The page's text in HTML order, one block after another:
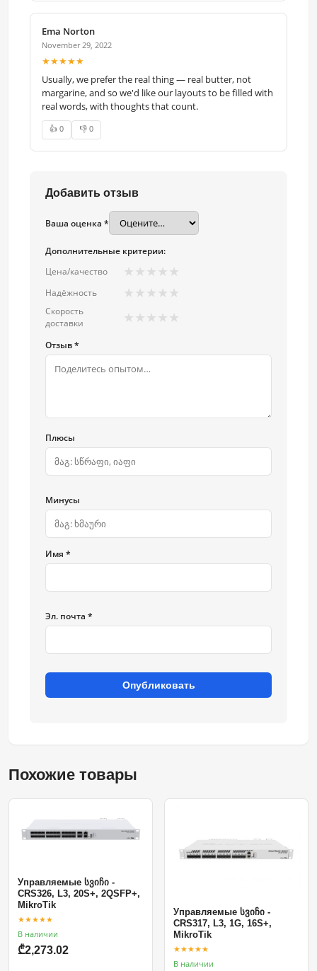
Ema Norton
November 29, 2022
★★★★★
Usually, we prefer the real thing — real butter, not
margarine, and so we'd like our layouts to be filled with
real words, with thoughts that count.
👍 0 👎 0
Добавить отзыв
Ваша оценка *
Дополнительные критерии:
Цена/качество
★ ★ ★ ★ ★
Надёжность ★ ★ ★ ★ ★
Скорость
доставки
★ ★ ★ ★ ★
Отзыв *
Плюсы
Минусы
Имя *
Эл. почта *
Опубликовать
Похожие товары
Управляемые სვიჩი -
CRS326, L3, 20S+, 2QSFP+,
MikroTik
★★★★★
В наличии
₾2,273.02
Управляемые სვიჩი -
CRS317, L3, 1G, 16S+,
MikroTik
★★★★★
В наличии